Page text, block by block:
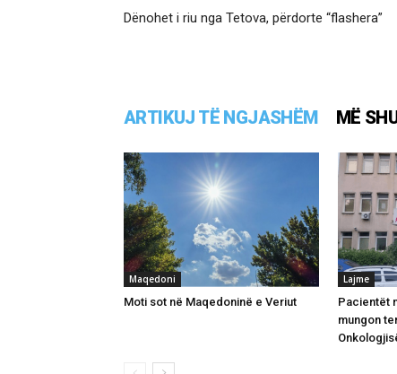
Dënohet i riu nga Tetova, përdorte “flashera”
ARTIKUJ TË NGJASHËM MË
Maqedoni
Moti sot në Maqedoninë e Veriut
Lajme
Pacientët
mungon